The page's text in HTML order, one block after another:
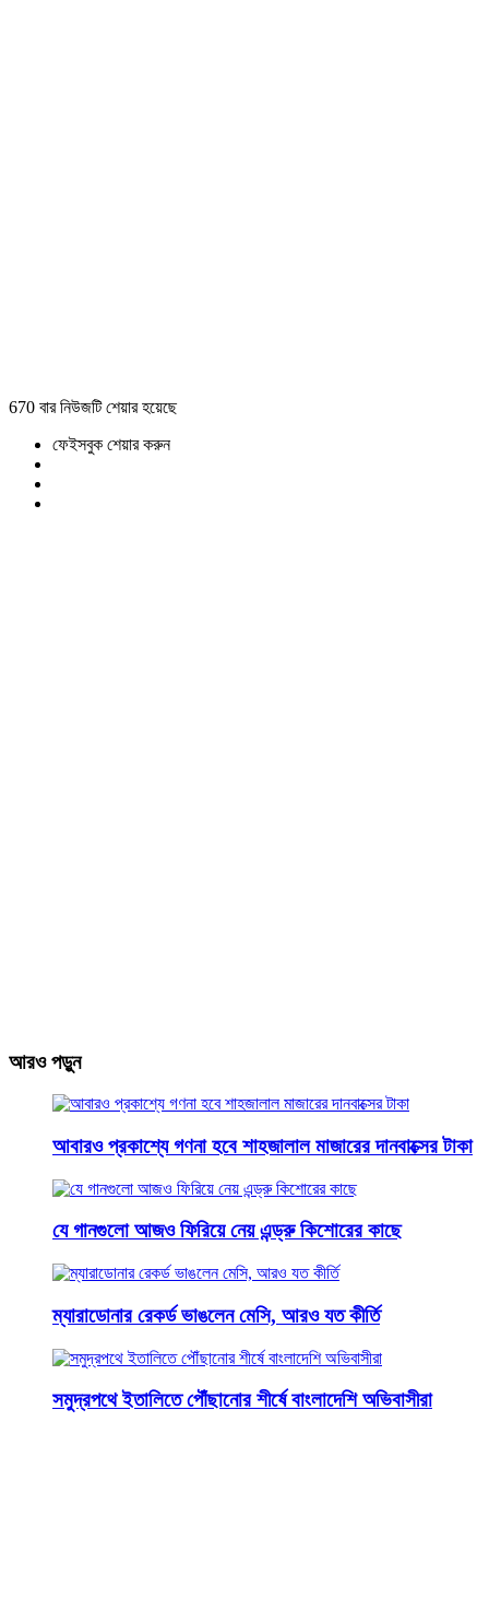
670 বার নিউজটি শেয়ার হয়েছে
ফেইসবুক শেয়ার করুন
আরও পড়ুন
আবারও প্রকাশ্যে গণনা হবে শাহজালাল মাজারের দানবাক্সের টাকা
যে গানগুলো আজও ফিরিয়ে নেয় এন্ড্রু কিশোরের কাছে
ম্যারাডোনার রেকর্ড ভাঙলেন মেসি, আরও যত কীর্তি
সমুদ্রপথে ইতালিতে পৌঁছানোর শীর্ষে বাংলাদেশি অভিবাসীরা